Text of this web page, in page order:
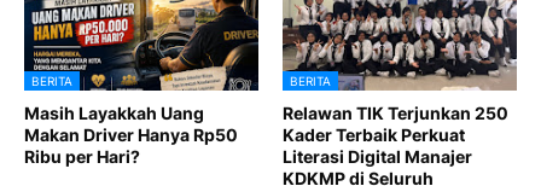
BERITA
Masih Layakkah Uang
Makan Driver Hanya Rp50
Ribu per Hari?
BERITA
Relawan TIK Terjunkan 250
Kader Terbaik Perkuat
Literasi Digital Manajer
KDKMP di Seluruh